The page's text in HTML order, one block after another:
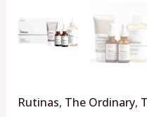
Rutinas, The Ordinary,